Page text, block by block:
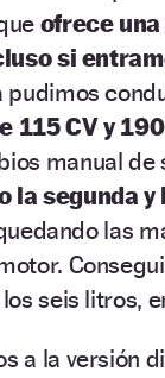
ofrece
si
pudimos
115 CV y
manual
la segunda
las
seis litros,
a la versión